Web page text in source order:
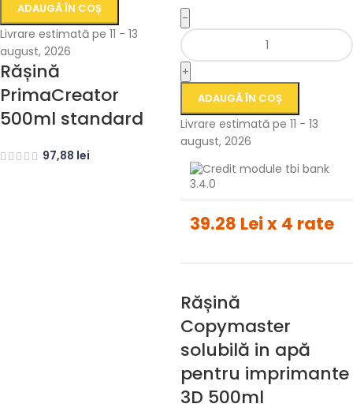
ADAUGĂ ÎN COȘ
Livrare estimată pe 11 - 13
august, 2026
Rășină
PrimaCreator
500ml standard
97,88 lei
-
+
ADAUGĂ ÎN COȘ
Livrare estimată pe 11 - 13
august, 2026
39.28 Lei x 4 rate
Rășină
Copymaster
solubilă in apă
pentru imprimante
3D 500ml